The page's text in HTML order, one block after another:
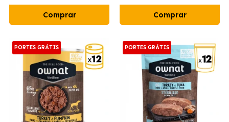
Comprar Comprar
PORTES GRÁTIS PORTES GRÁTIS